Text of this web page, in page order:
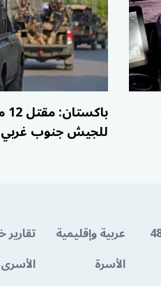
للجيش جنوب غربي
عربية وإقليمية
الأسرة الأسرى